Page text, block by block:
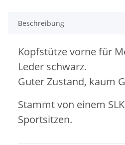
Beschreibung
Kopfstütze vorne für
Leder schwarz.
Guter Zustand, kaum
Stammt von einem
Sportsitzen.